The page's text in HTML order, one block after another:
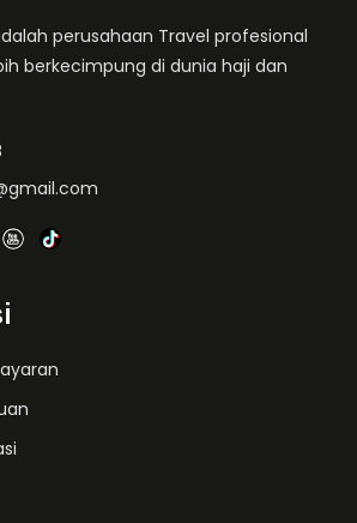
perusahaan Travel profesional
berkecimpung di dunia haji dan